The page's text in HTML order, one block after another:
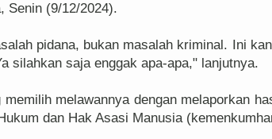
Senin (9/12/2024).
pidana, bukan masalah kriminal. Ini
silahkan saja enggak apa-apa," lanjutnya.
memilih melawannya dengan melaporkan
dan Hak Asasi Manusia